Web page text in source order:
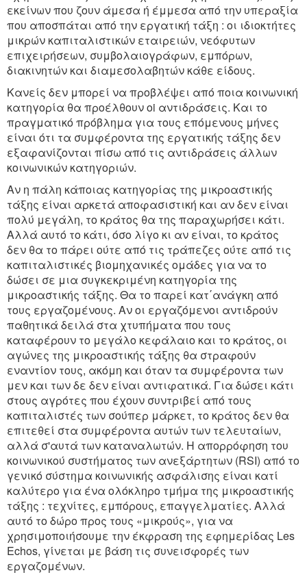
εκείνων που ζουν άμεσα ή έμμεσα από την υπεραξία
που αποσπάται από την εργατική τάξη : οι ιδιοκτήτες
μικρών καπιταλιστικών εταιρειών, νεόφυτων
επιχειρήσεων, συμβολαιογράφων, εμπόρων,
διακινητών και διαμεσολαβητών κάθε είδους.
Κανείς δεν μπορεί να προβλέψει από ποια κοινωνική
κατηγορία θα προέλθουν oi αντιδράσεις. Και το
πραγματικό πρόβλημα για τους επόμενους μήνες
είναι ότι τα συμφέροντα της εργατικής τάξης δεν
εξαφανίζονται πίσω από τις αντιδράσεις άλλων
κοινωνικών κατηγοριών.
Αν η πάλη κάποιας κατηγορίας της μικροαστικής
τάξης είναι αρκετά αποφασιστική και αν δεν είναι
πολύ μεγάλη, το κράτος θα της παραχωρήσει κάτι.
Αλλά αυτό το κάτι, όσο λίγο κι αν είναι, το κράτος
δεν θα το πάρει ούτε από τις τράπεζες ούτε από τις
καπιταλιστικές βιομηχανικές ομάδες για να το
δώσει σε μια συγκεκριμένη κατηγορία της
μικροαστικής τάξης. Θα το παρεί κατ΄ανάγκη από
τους εργαζομένους. Αν οι εργαζόμενοι αντιδρούν
παθητικά δειλά στα χτυπήματα που τους
καταφέρουν το μεγάλο κεφάλαιο και το κράτος, οι
αγώνες της μικροαστικής τάξης θα στραφούν
εναντίον τους, ακόμη και όταν τα συμφέροντα των
μεν και των δε δεν είναι αντιφατικά. Για δώσει κάτι
στους αγρότες που έχουν συντριβεί από τους
καπιταλιστές των σούπερ μάρκετ, το κράτος δεν θα
επιτεθεί στα συμφέροντα αυτών των τελευταίων,
αλλά σ'αυτά των καταναλωτών. Η απορρόφηση του
κοινωνικού συστήματος των ανεξάρτητων (RSI) από το
γενικό σύστημα κοινωνικής ασφάλισης είναι κατί
καλύτερο για ένα ολόκληρο τμήμα της μικροαστικής
τάξης : τεχνίτες, εμπόρους, επαγγελματίες. Αλλά
αυτό το δώρο προς τους «μικρούς», για να
χρησιμοποιήσουμε την έκφραση της εφημερίδας Les
Echos, γίνεται με βάση τις συνεισφορές των
εργαζομένων.